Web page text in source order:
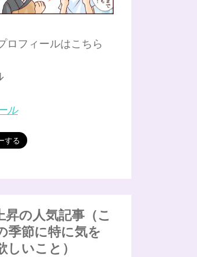
ロフィールはこちら
ル
昇の人気記事（こ
季節に特に気を
しいこと）